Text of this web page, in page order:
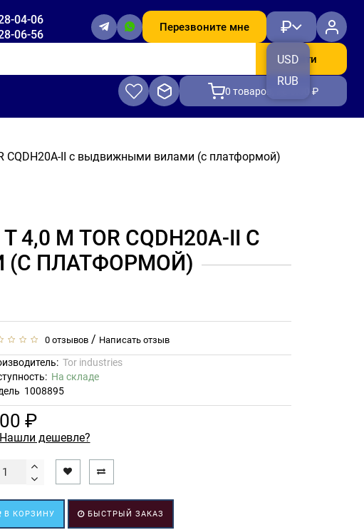
04-06
06-56
Перезвоните мне ₽
USD
RUB
Найти
0 товаров, на 0.00 ₽
CQDH20A-II с выдвижными вилами (с платформой)
М TOR CQDH20A-II С
ПЛАТФОРМОЙ)
0 отзывов / Написать отзыв
Tor industries
На складе
1008895
₽
Нашли дешевле?
В КОРЗИНУ БЫСТРЫЙ ЗАКАЗ